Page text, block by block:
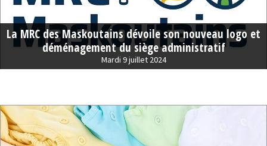
La MRC des Maskoutains dévoile son nouveau logo et
déménagement du siège administratif
Mardi 9 juillet 2024